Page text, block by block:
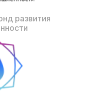
развития